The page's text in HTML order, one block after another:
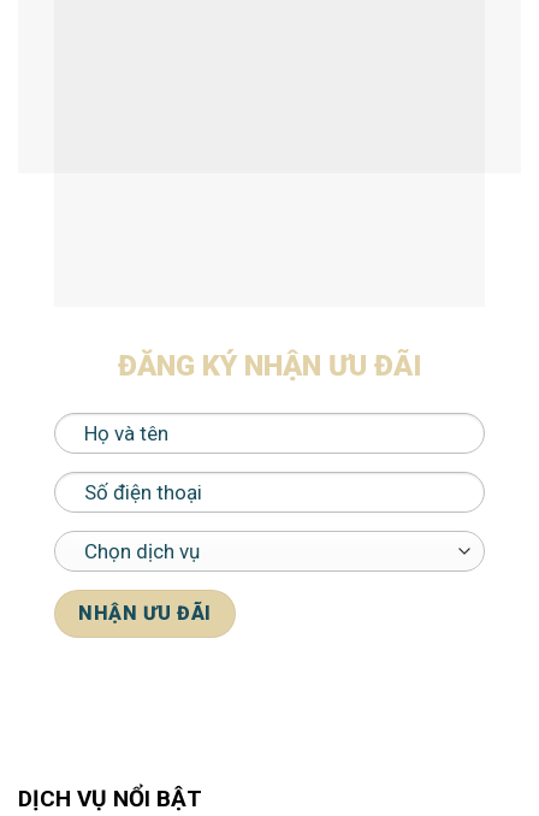
ĐĂNG KÝ NHẬN ƯU ĐÃI
DỊCH VỤ NỔI BẬT